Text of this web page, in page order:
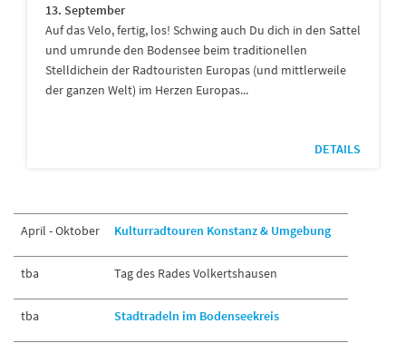
13. September
Auf das Velo, fertig, los! Schwing auch Du dich in den Sattel
und umrunde den Bodensee beim traditionellen
Stelldichein der Radtouristen Europas (und mittlerweile
der ganzen Welt) im Herzen Europas...
DETAILS
April - Oktober Kulturradtouren Konstanz & Umgebung
tba Tag des Rades Volkertshausen
tba Stadtradeln im Bodenseekreis